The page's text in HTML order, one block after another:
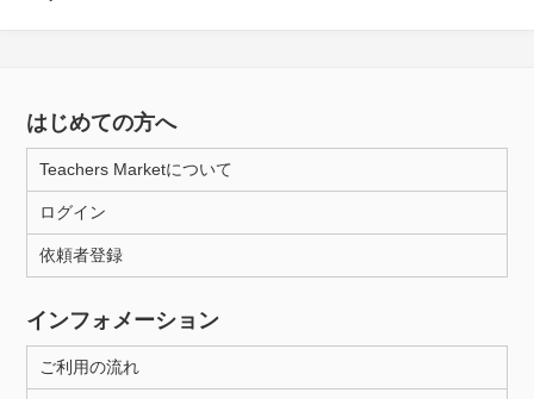
はじめての方へ
Teachers Marketについて
ログイン
依頼者登録
インフォメーション
ご利用の流れ